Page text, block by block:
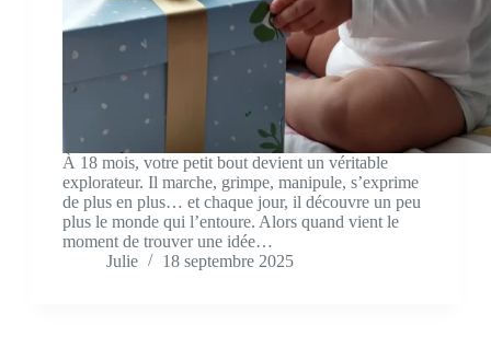
À 18 mois, votre petit bout devient un véritable
explorateur. Il marche, grimpe, manipule, s’exprime
de plus en plus… et chaque jour, il découvre un peu
plus le monde qui l’entoure. Alors quand vient le
moment de trouver une idée…
Julie
18 septembre 2025